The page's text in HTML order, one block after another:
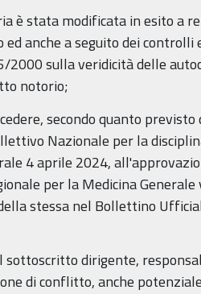
è stata modificata in esito a
ed anche a seguito dei
2000 sulla veridicità delle
notorio;
secondo quanto previsto
Nazionale per la
4 aprile 2024,
per la Medicina
stessa nel Bollettino
dirigente,
di conflitto, anche